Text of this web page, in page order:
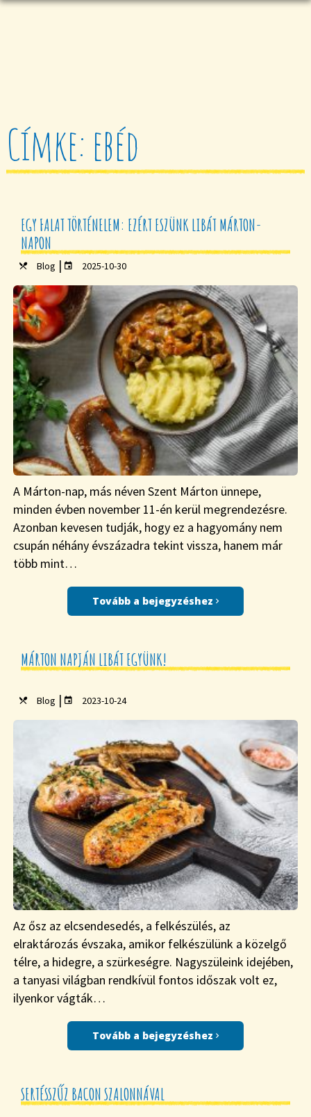
Címke: ebéd
EGY FALAT TÖRTÉNELEM: EZÉRT ESZÜNK LIBÁT MÁRTON-
NAPON
Blog | 2025-10-30
A Márton-nap, más néven Szent Márton ünnepe,
minden évben november 11-én kerül megrendezésre.
Azonban kevesen tudják, hogy ez a hagyomány nem
csupán néhány évszázadra tekint vissza, hanem már
több mint…
Tovább a bejegyzéshez
MÁRTON NAPJÁN LIBÁT EGYÜNK!
Blog | 2023-10-24
Az ősz az elcsendesedés, a felkészülés, az
elraktározás évszaka, amikor felkészülünk a közelgő
télre, a hidegre, a szürkeségre. Nagyszüleink idejében,
a tanyasi világban rendkívül fontos időszak volt ez,
ilyenkor vágták…
Tovább a bejegyzéshez
SERTÉSSZŰZ BACON SZALONNÁVAL